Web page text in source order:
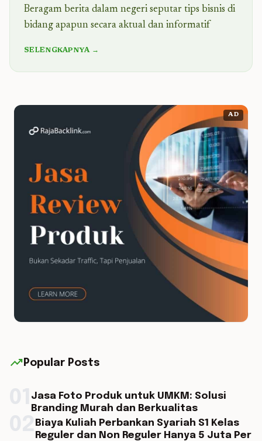
Beragam berita dalam negeri seputar tips bisnis di
bidang apapun secara aktual dan informatif
SELENGKAPNYA →
AD
trending_up Popular Posts
Jasa Foto Produk untuk UMKM: Solusi
Branding Murah dan Berkualitas
Biaya Kuliah Perbankan Syariah S1 Kelas
Reguler dan Non Reguler Hanya 5 Juta Per